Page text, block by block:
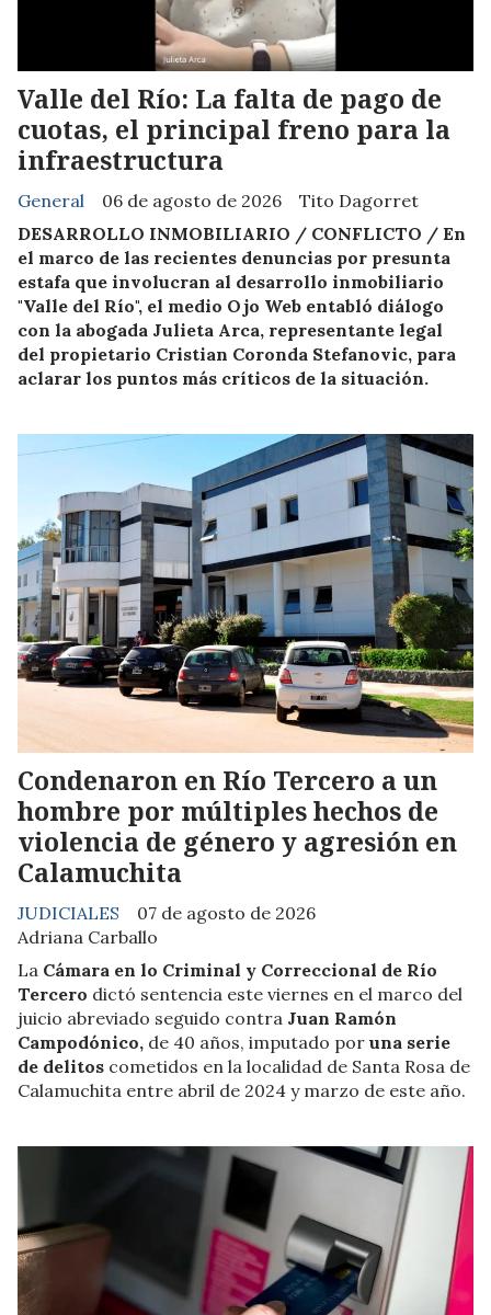
Valle del Río: La falta de pago de
cuotas, el principal freno para la
infraestructura
Tito Dagorret
General
06 de agosto de 2026
DESARROLLO INMOBILIARIO / CONFLICTO / En
el marco de las recientes denuncias por presunta
estafa que involucran al desarrollo inmobiliario
"Valle del Río", el medio Ojo Web entabló diálogo
con la abogada Julieta Arca, representante legal
del propietario Cristian Coronda Stefanovic, para
aclarar los puntos más críticos de la situación.
Condenaron en Río Tercero a un
hombre por múltiples hechos de
violencia de género y agresión en
Calamuchita
Adriana Carballo
JUDICIALES 07 de agosto de 2026
La Cámara en lo Criminal y Correccional de Río
Tercero dictó sentencia este viernes en el marco del
juicio abreviado seguido contra Juan Ramón
Campodónico, de 40 años, imputado por una serie
de delitos cometidos en la localidad de Santa Rosa de
Calamuchita entre abril de 2024 y marzo de este año.